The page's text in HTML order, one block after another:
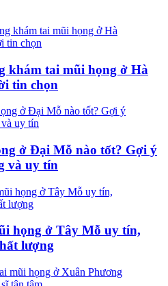
khám tai mũi họng ở Hà
tin chọn
ở Đại Mỗ nào tốt? Gợi ý
và uy tín
họng ở Tây Mỗ uy tín,
lượng